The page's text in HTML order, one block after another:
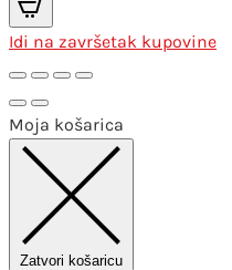
Idi na završetak kupovine
Moja košarica
Zatvori košaricu